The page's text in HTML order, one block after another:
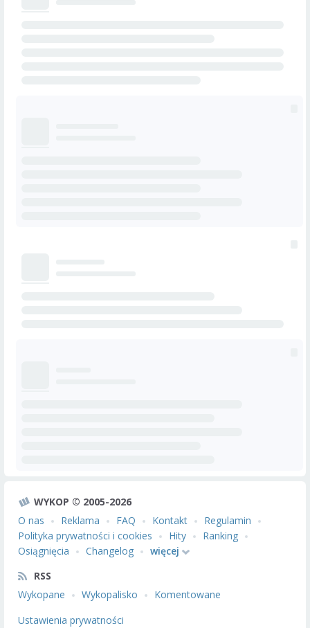
WYKOP © 2005-2026
O nas
Reklama FAQ Kontakt
Regulamin
Polityka prywatności i cookies
Hity
Ranking
Osiągnięcia
Changelog
więcej
RSS
Wykopane
Wykopalisko
Komentowane
Ustawienia prywatności